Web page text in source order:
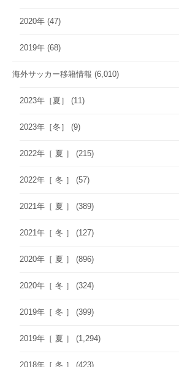
2020年 (47)
2019年 (68)
海外サッカー移籍情報 (6,010)
2023年［夏］ (11)
2023年［冬］ (9)
2022年［ 夏 ］ (215)
2022年［ 冬 ］ (57)
2021年［ 夏 ］ (389)
2021年［ 冬 ］ (127)
2020年［ 夏 ］ (896)
2020年［ 冬 ］ (324)
2019年［ 冬 ］ (399)
2019年［ 夏 ］ (1,294)
2018年［ 冬 ］ (423)